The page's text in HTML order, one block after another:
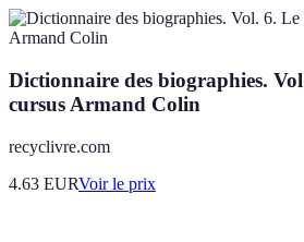
Dictionnaire des biographies.
cursus Armand Colin
recyclivre.com
4.63 EURVoir le prix